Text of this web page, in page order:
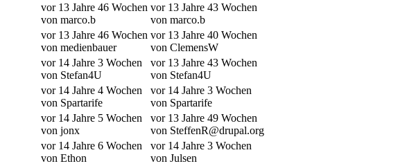
vor 13 Jahre 46 Wochen
von marco.b
vor 13 Jahre 43 Wochen
von marco.b
vor 13 Jahre 46 Wochen
von medienbauer
vor 13 Jahre 40 Wochen
von ClemensW
vor 14 Jahre 3 Wochen
von Stefan4U
vor 13 Jahre 43 Wochen
von Stefan4U
vor 14 Jahre 4 Wochen
von Spartarife
vor 14 Jahre 3 Wochen
von Spartarife
vor 14 Jahre 5 Wochen
von jonx
vor 13 Jahre 49 Wochen
von SteffenR@drupal.org
vor 14 Jahre 6 Wochen
von Ethon
vor 14 Jahre 3 Wochen
von Julsen